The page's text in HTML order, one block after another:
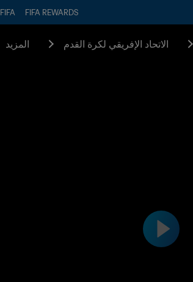
FIFA REWARDS
FIFA+
الاتحاد الإفريقي لكرة القدم المزيد